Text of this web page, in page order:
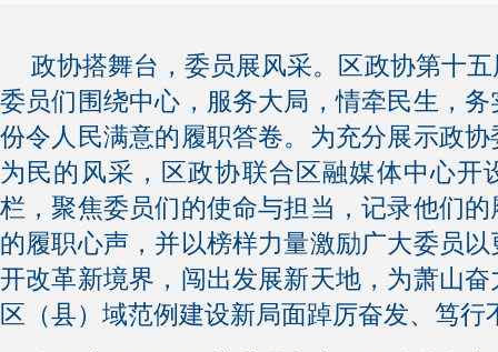
政协搭舞台，委员展风采。区政协第十
委员们围绕中心，服务大局，情牵民生，
份令人民满意的履职答卷。为充分展示政
为民的风采，区政协联合区融媒体中心开
栏，聚焦委员们的使命与担当，记录他们
的履职心声，并以榜样力量激励广大委员
开改革新境界，闯出发展新天地，为萧山
区（县）域范例建设新局面踔厉奋发、笃行